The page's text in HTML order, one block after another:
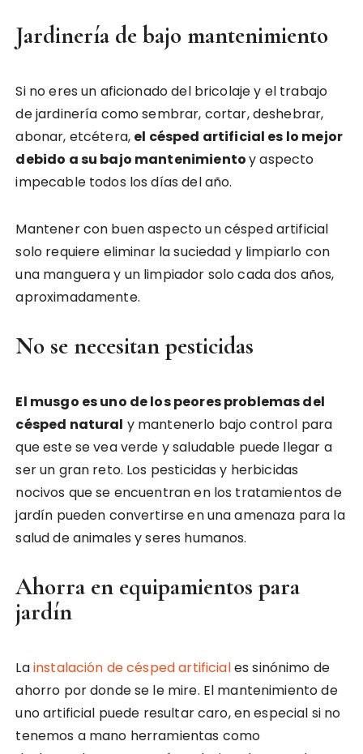
Jardinería de bajo mantenimiento
Si no eres un aficionado del bricolaje y el trabajo
de jardinería como sembrar, cortar, deshebrar,
abonar, etcétera, el césped artificial es lo mejor
debido a su bajo mantenimientoy aspecto
impecable todos los días del año.
Mantener con buen aspecto un césped artificial
solo requiere eliminar la suciedad y limpiarlo con
una manguera y un limpiador solo cada dos años,
aproximadamente.
No se necesitan pesticidas
El musgo es uno de los peores problemas del
césped natural y mantenerlo bajo control para
que este se vea verde y saludable puede llegar a
ser un gran reto. Los pesticidas y herbicidas
nocivos que se encuentran en los tratamientos de
jardín pueden convertirse en una amenaza para la
salud de animales y seres humanos.
Ahorra en equipamientos para
jardín
Lainstalación de césped artificiales sinónimo de
ahorro por donde se le mire. El mantenimiento de
uno artificial puede resultar caro, en especial si no
tenemos a mano herramientas como